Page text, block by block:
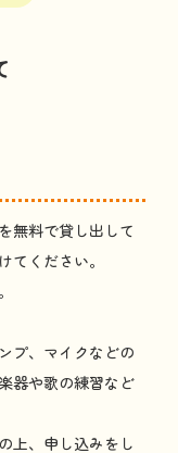
を無料で貸 し出 して
けてください。
プ、マイクなどの
器や歌の練習など
の上、 申 し込みをし